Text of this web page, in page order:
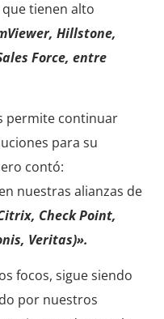
tienen alto
Hillstone,
Force, entre
permite continuar
para su
contó:
nuestras alianzas de
Check Point,
Veritas)».
focos, sigue siendo
por nuestros